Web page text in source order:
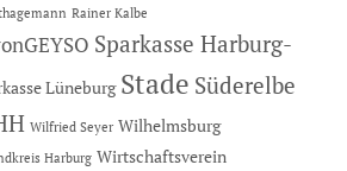
Rainer Kalbe
Sparkasse Harburg-
Lüneburg Stade Süderelbe
Wilfried Seyer Wilhelmsburg
Harburg Wirtschaftsverein